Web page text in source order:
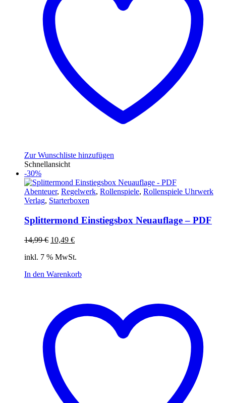
Zur Wunschliste hinzufügen
Schnellansicht
-30%
Abenteuer, Regelwerk, Rollenspiele, Rollenspiele Uhrwerk
Verlag, Starterboxen
Splittermond Einstiegsbox Neuauflage – PDF
14,99€ Ursprünglicher
war:
10,49 €Aktueller
ist:
inkl. 7 % MwSt.
In den Warenkorb